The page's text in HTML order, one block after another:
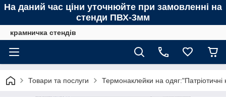
На даний час ціни уточнюйте при замовленні на
стенди ПВХ-3мм
крамничка стендів
Товари та послуги Термонаклейки на одяг:"Патріотичні